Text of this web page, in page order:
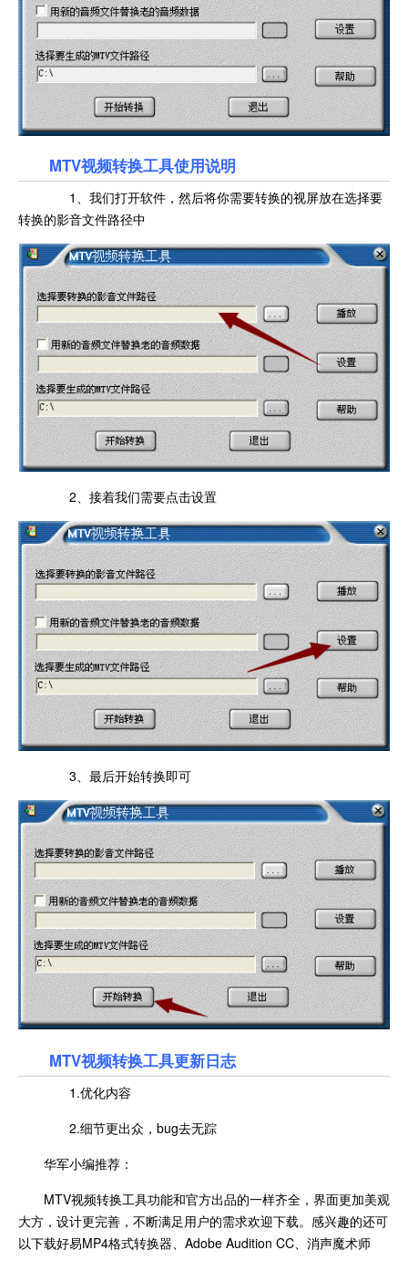
MTV视频转换工具使用说明
1、我们打开软件，然后将你需要转换的视屏放在选择要
转换的影音文件路径中
2、接着我们需要点击设置
3、最后开始转换即可
MTV视频转换工具更新日志
1.优化内容
2.细节更出众，bug去无踪
华军小编推荐：
MTV视频转换工具功能和官方出品的一样齐全，界面更加美观
大方，设计更完善，不断满足用户的需求欢迎下载。感兴趣的还可
以下载好易MP4格式转换器、Adobe Audition CC、消声魔术师